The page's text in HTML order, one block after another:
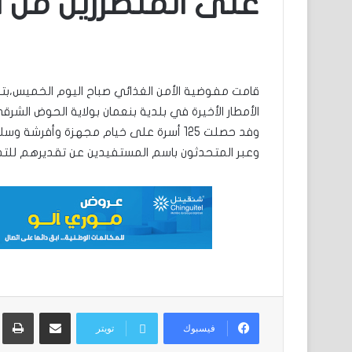
قامت مفوضية الأمن الغذائي صباح اليوم
الأمطار الأخيرة في بلدية بنعمان بولاية الحوض
وفد حصلت 125 أسرة على خيام مجهزة وأفرشة وسلات غذائية تحتوي على الأرز، السكر، المعكرونة، الزيت والتمور،
وعبر المتحدثون باسم المستفيدين عن تقديرهم
فيسبوك تويتر
مشاركة عبر البريد